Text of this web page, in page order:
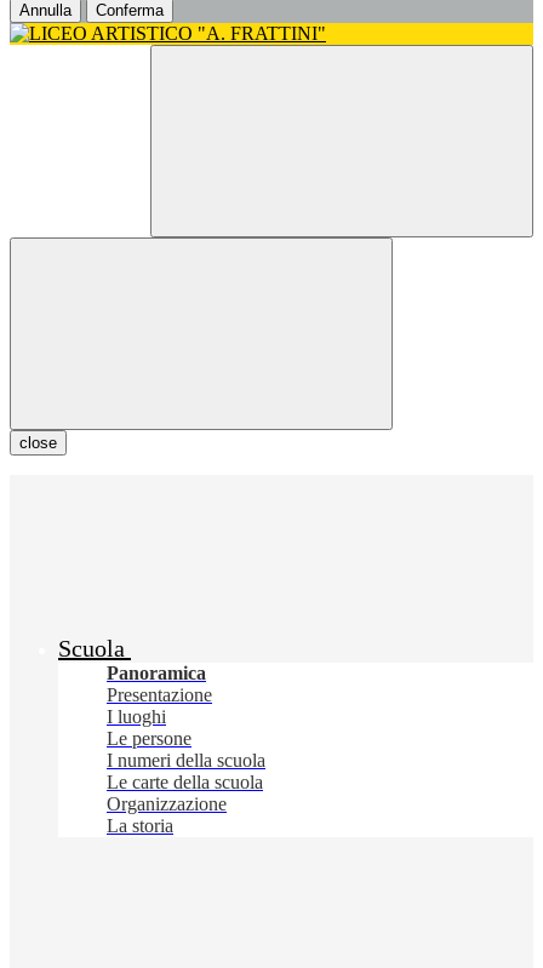
Annulla Conferma
close
Scuola
Panoramica
Presentazione
I luoghi
Le persone
I numeri della scuola
Le carte della scuola
Organizzazione
La storia